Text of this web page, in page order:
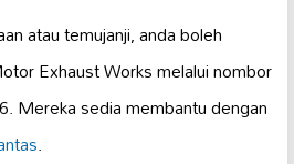
atau temujanji, anda boleh
Exhaust Works melalui nombor
Mereka sedia membantu dengan
.